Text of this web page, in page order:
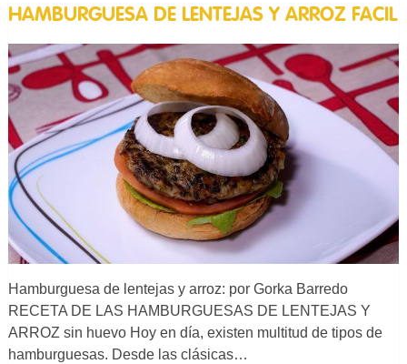
HAMBURGUESA DE LENTEJAS Y ARROZ FACIL
Hamburguesa de lentejas y arroz: por Gorka Barredo
RECETA DE LAS HAMBURGUESAS DE LENTEJAS Y
ARROZ sin huevo Hoy en día, existen multitud de tipos de
hamburguesas. Desde las clásicas…